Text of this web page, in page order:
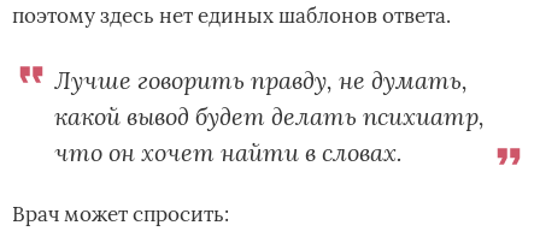
поэтому здесь нет единых шаблонов ответа.
Лучше говорить правду, не думать,
какой вывод будет делать психиатр,
что он хочет найти в словах.
Врач может спросить: